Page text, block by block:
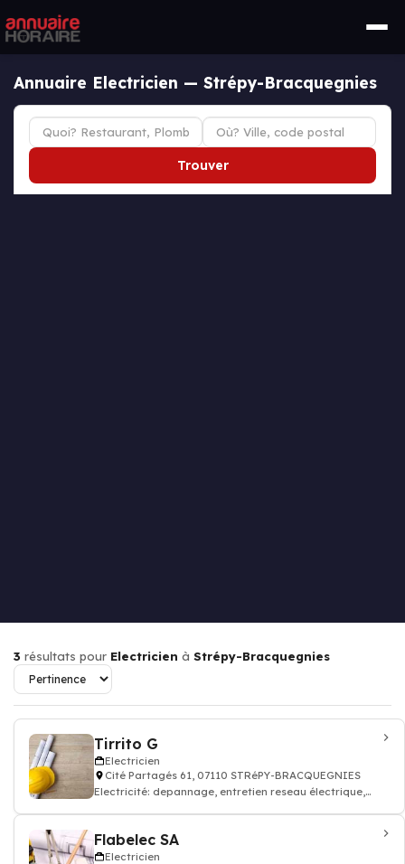
Annuaire Electricien — Strépy-Bracquegnies
Trouver
3 résultats pour Electricien à Strépy-Bracquegnies
Tirrito G
Electricien
Cité Partagés 61, 07110 STRéPY-BRACQUEGNIES
Electricité: depannage, entretien reseau électrique,
Flabelec SA
Electricien